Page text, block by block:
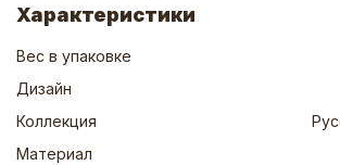
Характеристики
Вес в упаковке
Дизайн
Коллекция
Материал